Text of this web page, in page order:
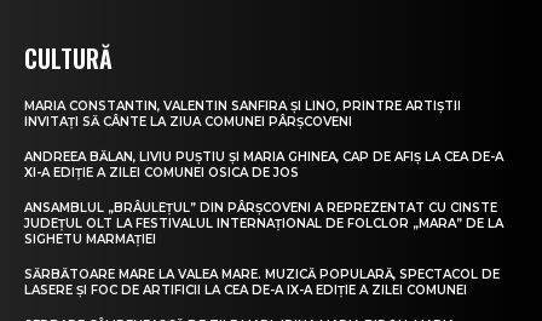
CULTURĂ
MARIA CONSTANTIN, VALENTIN SANFIRA ȘI LINO, PRINTRE ARTIȘTII
INVITAȚI SĂ CÂNTE LA ZIUA COMUNEI PÂRȘCOVENI
ANDREEA BĂLAN, LIVIU PUȘTIU ȘI MARIA GHINEA, CAP DE AFIȘ LA CEA DE-A
XI-A EDIȚIE A ZILEI COMUNEI OSICA DE JOS
ANSAMBLUL „BRÂULEȚUL” DIN PÂRȘCOVENI A REPREZENTAT CU CINSTE
JUDEȚUL OLT LA FESTIVALUL INTERNAȚIONAL DE FOLCLOR „MARA” DE LA
SIGHETU MARMAȚIEI
SĂRBĂTOARE MARE LA VALEA MARE. MUZICĂ POPULARĂ, SPECTACOL DE
LASERE ȘI FOC DE ARTIFICII LA CEA DE-A IX-A EDIȚIE A ZILEI COMUNEI